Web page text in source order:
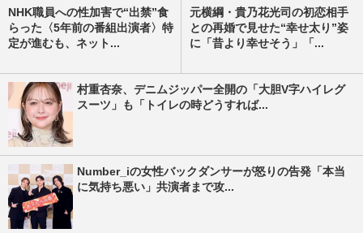
NHK職員への性加害で“出禁”食
らった〈5年前の番組出演者〉特
定が進むも、ネット...
元横綱・貴乃花光司の初恋相手
との再婚で見せた“幸せ太り”姿
に「昔より幸せそう」「...
村重杏奈、デニムジッパー全開の「大胆V字ハイレグ
スーツ」も「トイレの時どうすれば...
Number_iの女性バックダンサーが怒りの告発「本当
に気持ち悪い」共演者まで攻...